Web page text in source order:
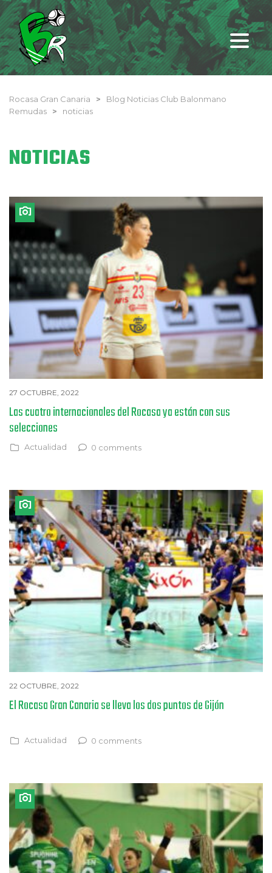
Rocasa Gran Canaria >
Blog Noticias Club Balonmano
Remudas
> noticias
NOTICIAS
27 OCTUBRE, 2022
Las cuatro internacionales del Rocasa ya están con sus
selecciones
Actualidad 0 comments
22 OCTUBRE, 2022
El Rocasa Gran Canaria se lleva los dos puntos de Gijón
Actualidad 0 comments